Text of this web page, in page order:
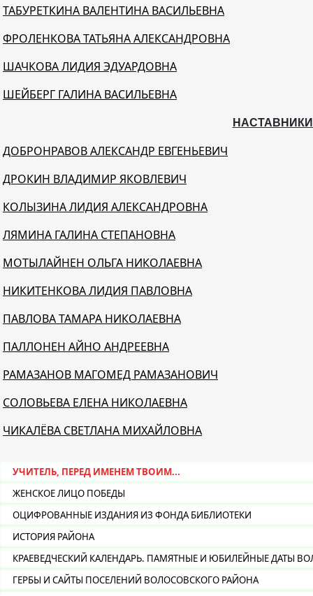
ТАБУРЕТКИНА ВАЛЕНТИНА ВАСИЛЬЕВНА
ФРОЛЕНКОВА ТАТЬЯНА АЛЕКСАНДРОВНА
ШАЧКОВА ЛИДИЯ ЭДУАРДОВНА
ШЕЙБЕРГ ГАЛИНА ВАСИЛЬЕВНА
ДОБРОНРАВОВ АЛЕКСАНДР ЕВГЕНЬЕВИЧ
ДРОКИН ВЛАДИМИР ЯКОВЛЕВИЧ
КОЛЫЗИНА ЛИДИЯ АЛЕКСАНДРОВНА
ЛЯМИНА ГАЛИНА СТЕПАНОВНА
МОТЫЛАЙНЕН ОЛЬГА НИКОЛАЕВНА
НИКИТЕНКОВА ЛИДИЯ ПАВЛОВНА
ПАВЛОВА ТАМАРА НИКОЛАЕВНА
ПАЛЛОНЕН АЙНО АНДРЕЕВНА
РАМАЗАНОВ МАГОМЕД РАМАЗАНОВИЧ
СОЛОВЬЕВА ЕЛЕНА НИКОЛАЕВНА
ЧИКАЛЁВА СВЕТЛАНА МИХАЙЛОВНА
УЧИТЕЛЬ, ПЕРЕД ИМЕНЕМ ТВОИМ...
ЖЕНСКОЕ ЛИЦО ПОБЕДЫ
ОЦИФРОВАННЫЕ ИЗДАНИЯ ИЗ ФОНДА БИБЛИОТЕКИ
ИСТОРИЯ РАЙОНА
КРАЕВЕДЧЕСКИЙ КАЛЕНДАРЬ. ПАМЯТНЫЕ И ЮБИЛЕЙНЫЕ ДАТЫ
ГЕРБЫ И САЙТЫ ПОСЕЛЕНИЙ ВОЛОСОВСКОГО РАЙОНА